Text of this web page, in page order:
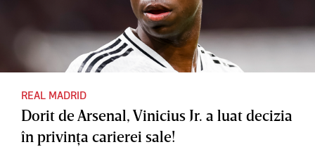
REAL MADRID
Dorit de Arsenal, Vinicius Jr. a luat decizia
în privinţa carierei sale!